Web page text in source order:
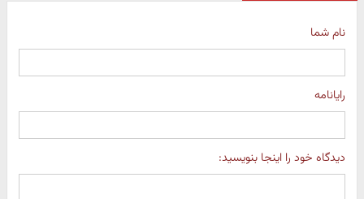
نام شما
رایانامه
دیدگاه خود را اینجا بنویسید: